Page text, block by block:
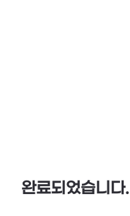
완료되었습니다.